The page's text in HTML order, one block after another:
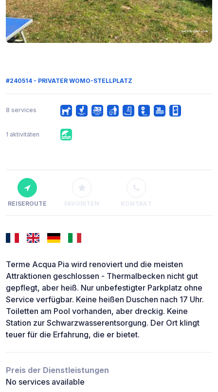
#240514 - PRIVATER WOMO-STELLPLATZ
8 services
1 aktivitäten
REISEROUTE FAVORITEN KONTAKT
Terme Acqua Pia wird renoviert und die meisten
Attraktionen geschlossen - Thermalbecken nicht gut
gepflegt, aber heiß. Nur unbefestigter Parkplatz ohne
Service verfügbar. Keine heißen Duschen nach 17 Uhr.
Toiletten am Pool vorhanden, aber dreckig. Keine
Station zur Schwarzwasserentsorgung. Der Ort klingt
teuer für die Erfahrung, die er bietet.
Preis der Dienstleistungen
No services available